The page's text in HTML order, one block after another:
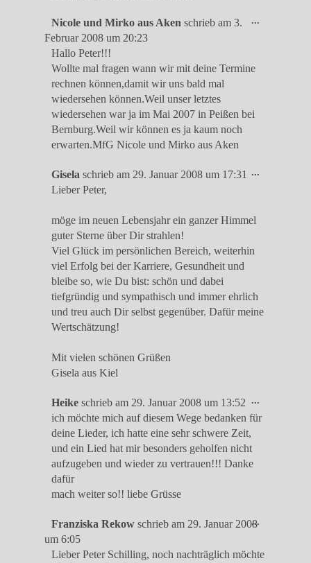
Nicole und Mirko aus Akenschrieb am 3.
Februar 2008 um 20:23
Hallo Peter!!!
Wollte mal fragen wann wir mit deine Termine
rechnen können,damit wir uns bald mal
wiedersehen können.Weil unser letztes
wiedersehen war ja im Mai 2007 in Peißen bei
Bernburg.Weil wir können es ja kaum noch
erwarten.MfG Nicole und Mirko aus Aken
...Diese
Giselaschrieb am 29. Januar 2008 um 17:31
Lieber Peter,
möge im neuen Lebensjahr ein ganzer Himmel
guter Sterne über Dir strahlen!
Viel Glück im persönlichen Bereich, weiterhin
viel Erfolg bei der Karriere, Gesundheit und
bleibe so, wie Du bist: schön und dabei
tiefgründig und sympathisch und immer ehrlich
und treu auch Dir selbst gegenüber. Dafür meine
Wertschätzung!
Mit vielen schönen Grüßen
Gisela aus Kiel
...Diese
Heikeschrieb am 29. Januar 2008 um 13:52
ich möchte mich auf diesem Wege bedanken für
deine Lieder, ich hatte eine sehr schwere Zeit,
und ein Lied hat mir besonders geholfen nicht
aufzugeben und wieder zu vertrauen!!! Danke
dafür
mach weiter so!! liebe Grüsse
...Diese
ein-/
Franziska Rekowschrieb am 29. Januar 2008
um 6:05
Lieber Peter Schilling, noch nachträglich möchte
...Diese